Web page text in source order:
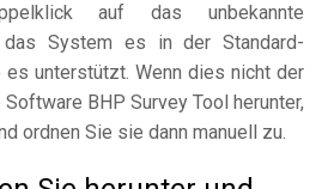
auf das unbekannte
System es in der Standard-
unterstützt. Wenn dies nicht der
BHP Survey Tool herunter,
ordnen Sie sie dann manuell zu.